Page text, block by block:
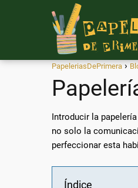
PapeleriasDePrimera
Introducir la
no solo la
perfeccionar esta
Índice